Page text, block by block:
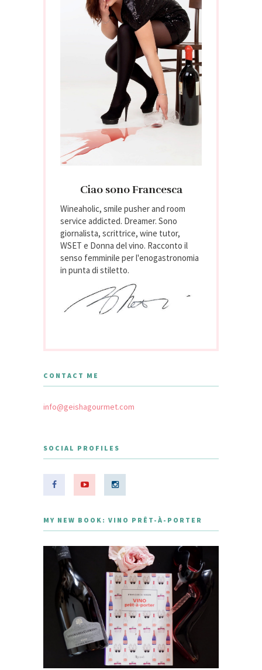
Ciao sono Francesca
Wineaholic, smile pusher and room
service addicted. Dreamer. Sono
giornalista, scrittrice, wine tutor,
WSET e Donna del vino. Racconto il
senso femminile per l'enogastronomia
in punta di stiletto.
CONTACT ME
info@geishagourmet.com
SOCIAL PROFILES
MY NEW BOOK: VINO PRÊT-À-PORTER